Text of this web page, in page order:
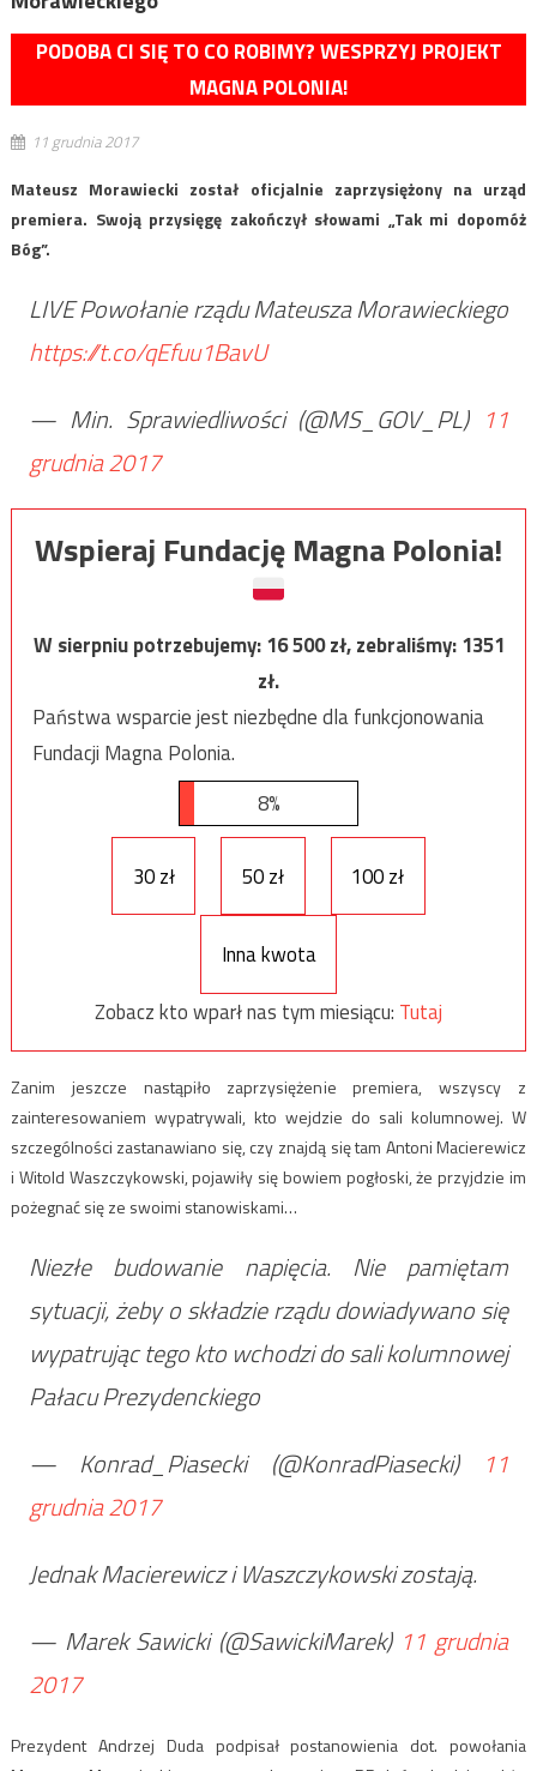
PODOBA CI SIĘ TO CO ROBIMY? WESPRZYJ PROJEKT
MAGNA POLONIA!
11 grudnia 2017
Mateusz Morawiecki został oficjalnie zaprzysiężony na urząd
premiera. Swoją przysięgę zakończył słowami „Tak mi dopomóż
Bóg”.
LIVE Powołanie rządu Mateusza Morawieckiego
https://t.co/qEfuu1BavU
— Min. Sprawiedliwości (@MS_GOV_PL) 11
grudnia 2017
Wspieraj Fundację Magna Polonia!
W sierpniu potrzebujemy:16 500zł, zebraliśmy:1351
zł.
Państwa wsparcie jest niezbędne dla funkcjonowania
Fundacji Magna Polonia.
8%
30 zł 50 zł 100 zł
Inna kwota
Zobacz kto wparł nas tym miesiącu: Tutaj
Zanim jeszcze nastąpiło zaprzysiężenie premiera, wszyscy z
zainteresowaniem wypatrywali, kto wejdzie do sali kolumnowej. W
szczególności zastanawiano się, czy znajdą się tam Antoni Macierewicz
i Witold Waszczykowski, pojawiły się bowiem pogłoski, że przyjdzie im
pożegnać się ze swoimi stanowiskami…
Niezłe budowanie napięcia. Nie pamiętam
sytuacji, żeby o składzie rządu dowiadywano się
wypatrując tego kto wchodzi do sali kolumnowej
Pałacu Prezydenckiego
— Konrad_Piasecki (@KonradPiasecki)
11
grudnia 2017
Jednak Macierewicz i Waszczykowski zostają.
— Marek Sawicki (@SawickiMarek) 11 grudnia
2017
Prezydent Andrzej Duda podpisał postanowienia dot. powołania